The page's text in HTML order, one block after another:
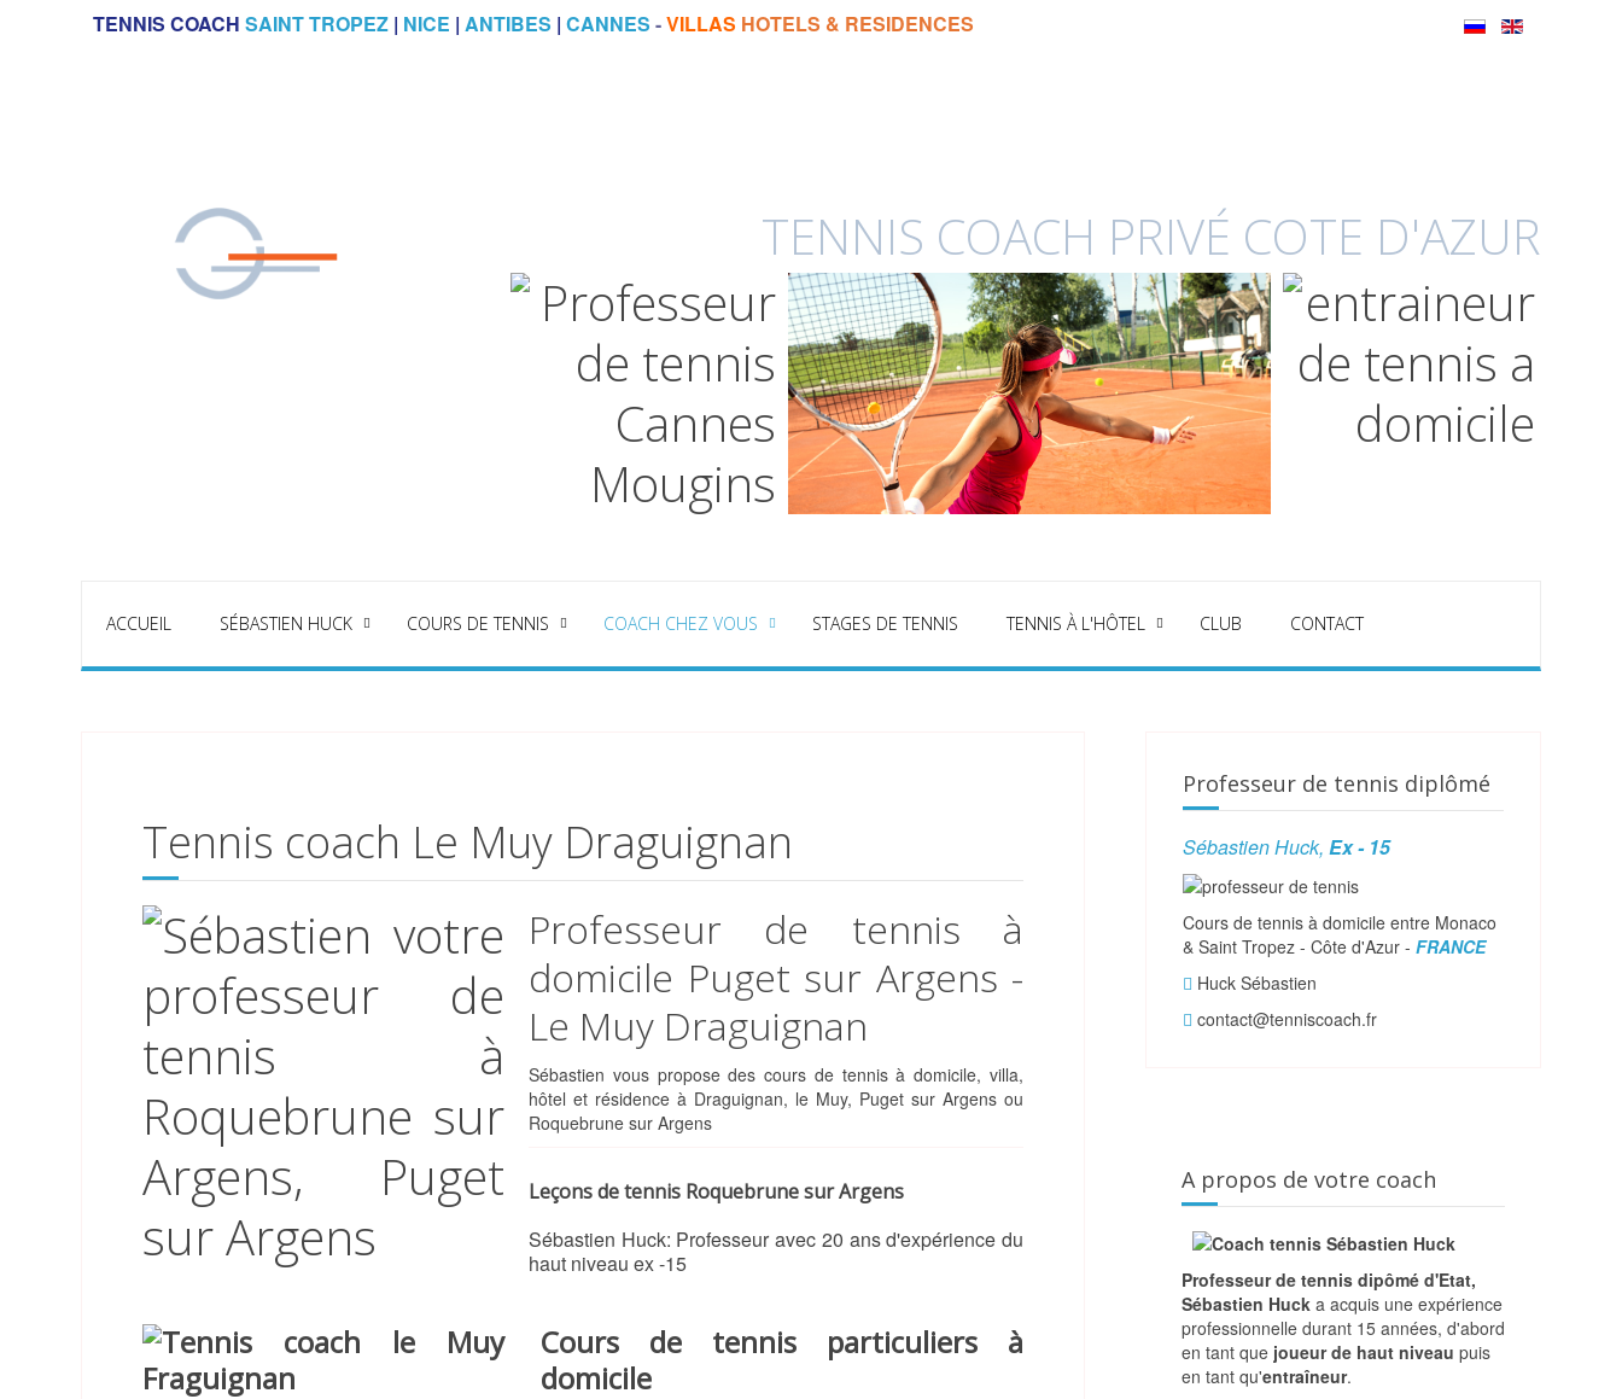
TENNIS COACH SAINT TROPEZ | NICE | ANTIBES | CANNES -VILLAS HOTELS & RESIDENCES
TENNIS COACH PRIVÉ COTE D'AZUR
ACCUEIL SÉBASTIEN HUCK COURS DE TENNIS COACH CHEZ VOUS STAGES DE TENNIS TENNIS À L'HÔTEL CLUB CONTACT
Tennis coach Le Muy Draguignan
Professeur de tennis à
domicile Puget sur Argens -
Le Muy Draguignan
Sébastien vous propose descours de tennis à domicile, villa,
hôtel et résidence à Draguignan, le Muy, Puget sur Argens ou
Roquebrune sur Argens
Leçons de tennis Roquebrune sur Argens
Sébastien Huck: Professeur avec 20 ans d'expérience du
haut niveau ex -15
Cours de tennis particuliers à
domicile
Professeur de tennis diplômé
Sébastien Huck, Ex - 15
Cours de tennis à domicile entre Monaco
& Saint Tropez - Côte d'Azur - FRANCE
Huck Sébastien
contact@tenniscoach.fr
A propos de votre coach
Professeur de tennis dipômé d'Etat,
Sébastien Huck a acquis une expérience
professionnelle durant 15 années, d'abord
en tant que joueur de haut niveau puis
en tant qu'entraîneur.